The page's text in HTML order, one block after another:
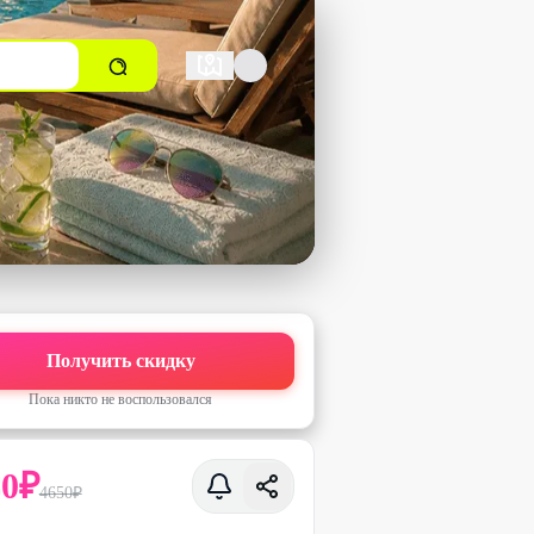
Получить скидку
Пока никто не воспользовался
₽4650₽